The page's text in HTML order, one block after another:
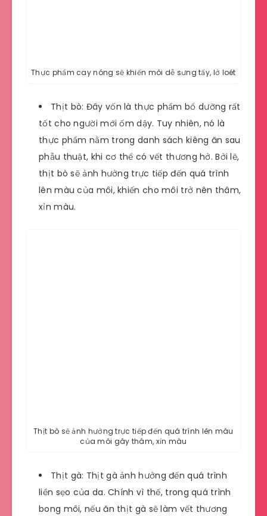
Thực phẩm cay nóng sẽ khiến môi dễ sưng tấy, lở loét
Thịt bò: Đây vốn là thực phẩm bổ dưỡng rất
tốt cho người mới ốm dậy. Tuy nhiên, nó là
thực phẩm nằm trong danh sách kiêng ăn sau
phẫu thuật, khi cơ thể có vết thương hở. Bởi lẽ,
thịt bò sẽ ảnh hưởng trực tiếp đến quá trình
lên màu của môi, khiến cho môi trở nên thâm,
xỉn màu.
Thịt bò sẽ ảnh hưởng trực tiếp đến quá trình lên màu
của môi gây thâm, xỉn màu
Thịt gà: Thịt gà ảnh hưởng đến quá trình
liền sẹo của da. Chính vì thế, trong quá trình
bong môi, nếu ăn thịt gà sẽ làm vết thương